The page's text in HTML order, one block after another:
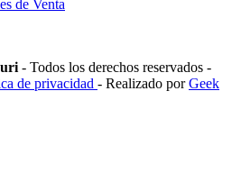
de Venta
- Todos los derechos reservados -
de privacidad - Realizado porGeek